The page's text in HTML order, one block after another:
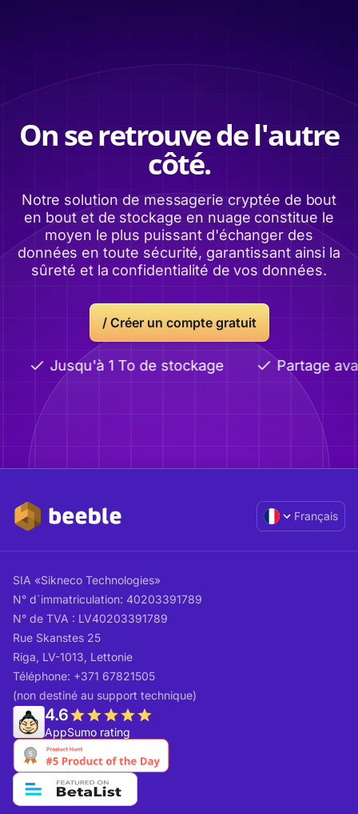
On se retrouve de l'autre
côté.
Notre solution de messagerie cryptée de bout
en bout et de stockage en nuage constitue le
moyen le plus puissant d'échanger des
données en toute sécurité, garantissant ainsi la
sûreté et la confidentialité de vos données.
/ Créer un compte gratuit
Jusqu'à 1 To de stockage Partage
Français
SIA «Sikneco Technologies»
N° d`immatriculation: 40203391789
N° de TVA : LV40203391789
Rue Skanstes 25
Riga, LV-1013, Lettonie
Téléphone: +371 67821505
(non destiné au support technique)
4.6
AppSumo rating